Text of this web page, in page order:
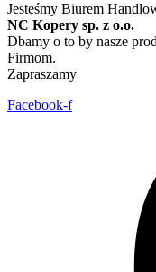
Jesteśmy Biurem
NC Kopery sp. z o.o.
Dbamy o to by nasze
Firmom.
Zapraszamy
Facebook-f